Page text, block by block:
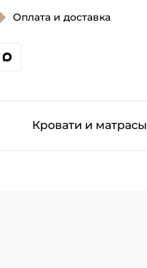
Оплата и доставка
Кровати и матрасы